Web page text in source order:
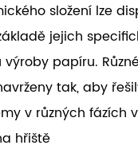
složení lze
jejich
papíru.
tak, aby
v různých fázích
hřiště